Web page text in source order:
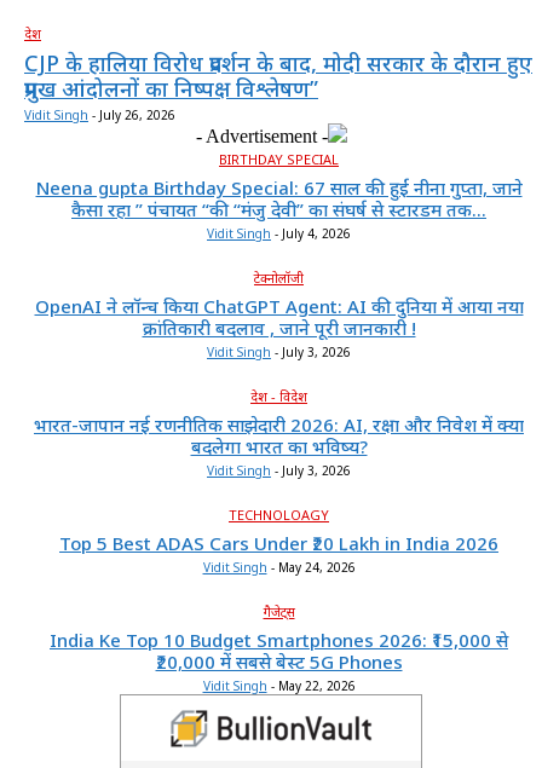
देश
CJP के हालिया विरोध प्रदर्शन के बाद, मोदी सरकार के दौरान हुए
प्रमुख आंदोलनों का निष्पक्ष विश्लेषण”
Vidit Singh - July 26, 2026
- Advertisement -
BIRTHDAY SPECIAL
Neena gupta Birthday Special: 67 साल की हुईं नीना गुप्ता, जाने
कैसा रहा ” पंचायत “की “मंजु देवी” का संघर्ष से स्टारडम तक...
Vidit Singh - July 4, 2026
टेक्नोलॉजी
OpenAI ने लॉन्च किया ChatGPT Agent: AI की दुनिया में आया नया
क्रांतिकारी बदलाव , जाने पूरी जानकारी !
Vidit Singh - July 3, 2026
देश - विदेश
भारत-जापान नई रणनीतिक साझेदारी 2026: AI, रक्षा और निवेश में क्या
बदलेगा भारत का भविष्य?
Vidit Singh - July 3, 2026
TECHNOLOAGY
Top 5 Best ADAS Cars Under ₹20 Lakh in India 2026
Vidit Singh - May 24, 2026
गैजेट्स
India Ke Top 10 Budget Smartphones 2026: ₹15,000 से
₹20,000 में सबसे बेस्ट 5G Phones
Vidit Singh - May 22, 2026